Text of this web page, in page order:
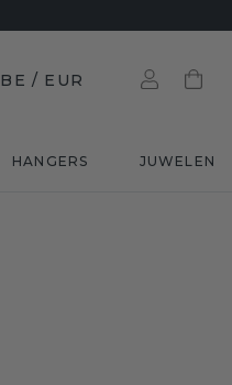
BE / EUR
HANGERS JUWELEN